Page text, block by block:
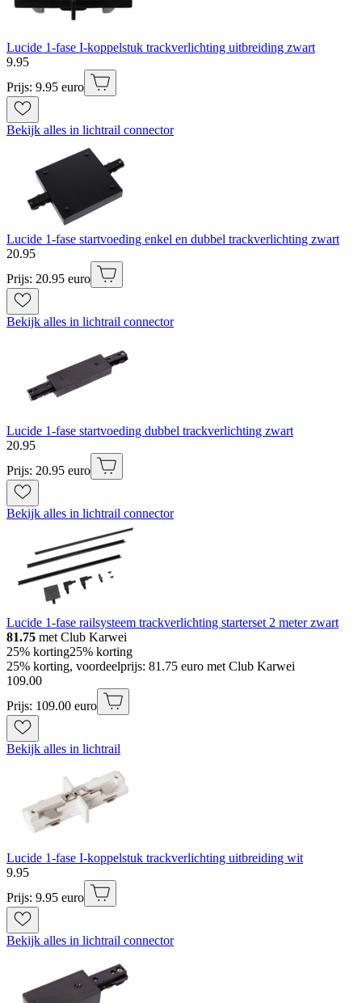
Lucide 1-fase I-koppelstuk trackverlichting uitbreiding zwart
9.95
Prijs: 9.95 euro
Bekijk alles in lichtrail connector
Lucide 1-fase startvoeding enkel en dubbel trackverlichting zwart
20.95
Prijs: 20.95 euro
Bekijk alles in lichtrail connector
Lucide 1-fase startvoeding dubbel trackverlichting zwart
20.95
Prijs: 20.95 euro
Bekijk alles in lichtrail connector
Lucide 1-fase railsysteem trackverlichting starterset 2 meter zwart
81.75 met Club Karwei
25% korting25% korting
25% korting, voordeelprijs: 81.75 euro met Club Karwei
109.00
Prijs: 109.00 euro
Bekijk alles in lichtrail
Lucide 1-fase I-koppelstuk trackverlichting uitbreiding wit
9.95
Prijs: 9.95 euro
Bekijk alles in lichtrail connector